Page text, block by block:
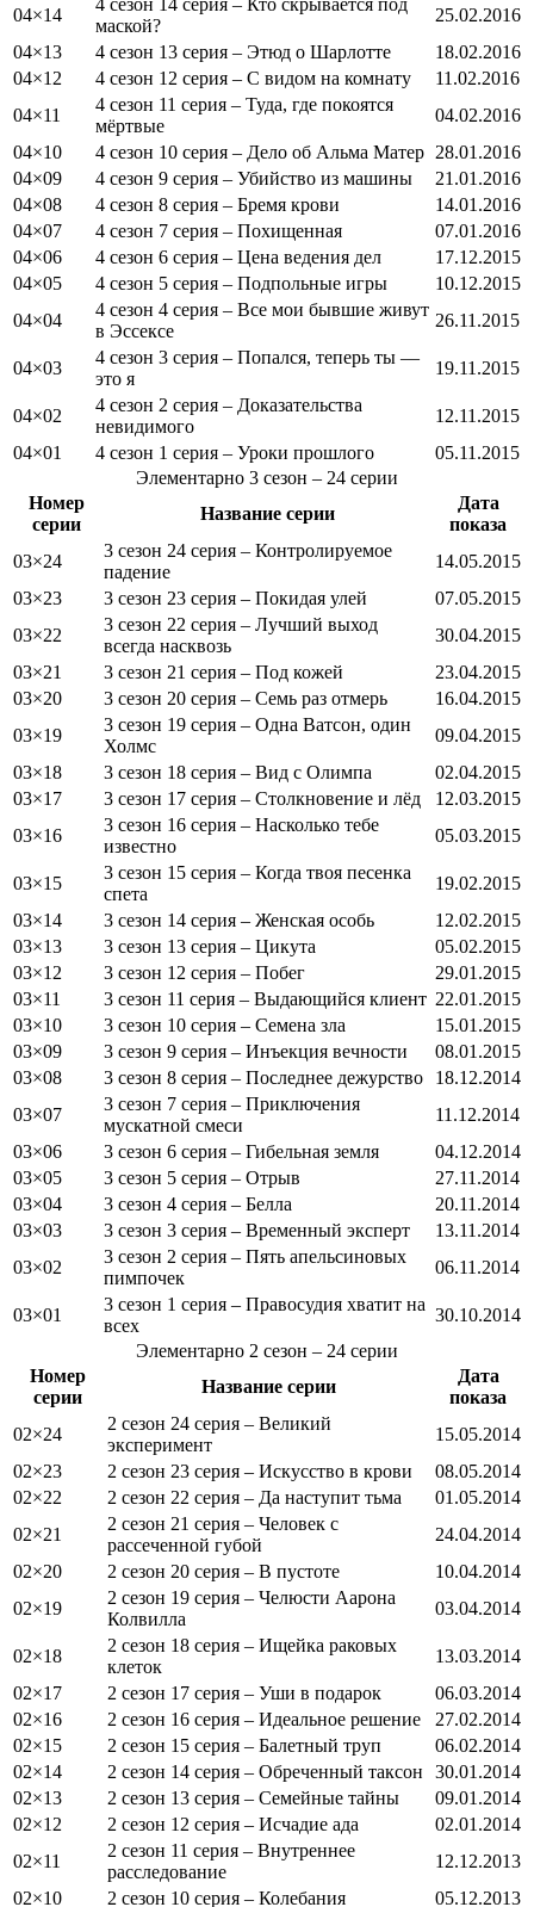
04×14
4 сезон 14 серия – Кто скрывается под
маской?
25.02.2016
04×13
4 сезон 13 серия – Этюд о Шарлотте
18.02.2016
04×12
4 сезон 12 серия – С видом на комнату
11.02.2016
04×11
4 сезон 11 серия – Туда, где покоятся
мёртвые
04.02.2016
04×10
4 сезон 10 серия – Дело об Альма Матер 28.01.2016
04×09
4 сезон 9 серия – Убийство из машины
21.01.2016
04×08
4 сезон 8 серия – Бремя крови
14.01.2016
04×07
4 сезон 7 серия – Похищенная
07.01.2016
04×06
4 сезон 6 серия – Цена ведения дел
17.12.2015
04×05
4 сезон 5 серия – Подпольные игры
10.12.2015
04×04
4 сезон 4 серия – Все мои бывшие живут
в Эссексе
26.11.2015
04×03
4 сезон 3 серия – Попался, теперь ты —
это я
19.11.2015
04×02
4 сезон 2 серия – Доказательства
невидимого
12.11.2015
04×01
4 сезон 1 серия – Уроки прошлого
05.11.2015
Элементарно 3 сезон – 24 серии
Номер
серии
Название серии
Дата
показа
03×24
3 сезон 24 серия – Контролируемое
падение
14.05.2015
03×23
3 сезон 23 серия – Покидая улей
07.05.2015
03×22
3 сезон 22 серия – Лучший выход
всегда насквозь
30.04.2015
03×21
3 сезон 21 серия – Под кожей
23.04.2015
03×20
3 сезон 20 серия – Семь раз отмерь
16.04.2015
03×19
3 сезон 19 серия – Одна Ватсон, один
Холмс
09.04.2015
03×18
3 сезон 18 серия – Вид с Олимпа
02.04.2015
03×17
3 сезон 17 серия – Столкновение и лёд
12.03.2015
03×16
3 сезон 16 серия – Насколько тебе
известно
05.03.2015
03×15
3 сезон 15 серия – Когда твоя песенка
спета
19.02.2015
03×14
3 сезон 14 серия – Женская особь
12.02.2015
03×13
3 сезон 13 серия – Цикута
05.02.2015
03×12
3 сезон 12 серия – Побег
29.01.2015
03×11
3 сезон 11 серия – Выдающийся клиент 22.01.2015
03×10
3 сезон 10 серия – Семена зла
15.01.2015
03×09
3 сезон 9 серия – Инъекция вечности
08.01.2015
03×08
3 сезон 8 серия – Последнее дежурство
18.12.2014
03×07
3 сезон 7 серия – Приключения
мускатной смеси
11.12.2014
03×06
3 сезон 6 серия – Гибельная земля
04.12.2014
03×05
3 сезон 5 серия – Отрыв
27.11.2014
03×04
3 сезон 4 серия – Белла
20.11.2014
03×03
3 сезон 3 серия – Временный эксперт
13.11.2014
03×02
3 сезон 2 серия – Пять апельсиновых
пимпочек
06.11.2014
03×01
3 сезон 1 серия – Правосудия хватит на
всех
30.10.2014
Элементарно 2 сезон – 24 серии
Номер
серии
Название серии
Дата
показа
02×24
2 сезон 24 серия – Великий
эксперимент
15.05.2014
02×23
2 сезон 23 серия – Искусство в крови
08.05.2014
02×22
2 сезон 22 серия – Да наступит тьма
01.05.2014
02×21
2 сезон 21 серия – Человек с
рассеченной губой
24.04.2014
02×20
2 сезон 20 серия – В пустоте
10.04.2014
02×19
2 сезон 19 серия – Челюсти Аарона
Колвилла
03.04.2014
02×18
2 сезон 18 серия – Ищейка раковых
клеток
13.03.2014
02×17
2 сезон 17 серия – Уши в подарок
06.03.2014
02×16
2 сезон 16 серия – Идеальное решение
27.02.2014
02×15
2 сезон 15 серия – Балетный труп
06.02.2014
02×14
2 сезон 14 серия – Обреченный таксон
30.01.2014
02×13
2 сезон 13 серия – Семейные тайны
09.01.2014
02×12
2 сезон 12 серия – Исчадие ада
02.01.2014
02×11
2 сезон 11 серия – Внутреннее
расследование
12.12.2013
02×10
2 сезон 10 серия – Колебания
05.12.2013